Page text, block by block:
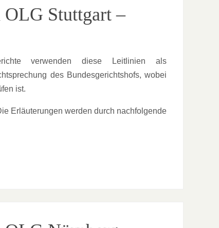
Stuttgart –
verwenden diese Leitlinien als
des Bundesgerichtshofs, wobei
ist.
Erläuterungen werden durch nachfolgende